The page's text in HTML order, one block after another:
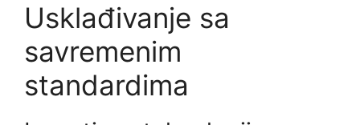
Usklađivanje sa
savremenim
standardima